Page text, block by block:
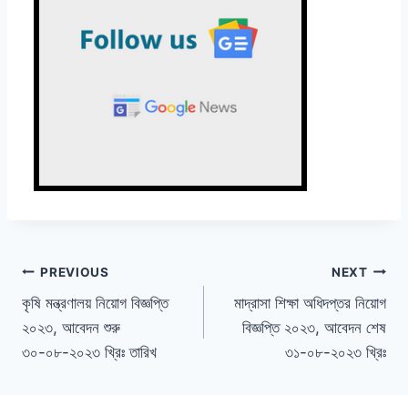
Post
navigation
PREVIOUS
কৃষি মন্ত্রণালয় নিয়োগ বিজ্ঞপ্তি
২০২৩, আবেদন শুরু
৩০-০৮-২০২৩ খ্রিঃ তারিখ
NEXT
মাদ্রাসা শিক্ষা অধিদপ্তর নিয়োগ
বিজ্ঞপ্তি ২০২৩, আবেদন শেষ
৩১-০৮-২০২৩ খ্রিঃ